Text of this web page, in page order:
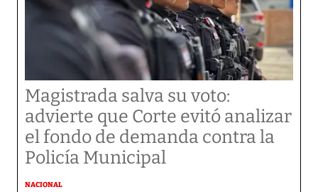
Magistrada salva su voto:
advierte que Corte evitó analizar
el fondo de demanda contra la
Policía Municipal
NACIONAL